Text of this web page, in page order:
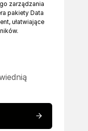
zarządzania
pakiety Data
ułatwiające